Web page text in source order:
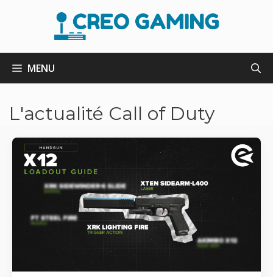
MENU
L'actualité Call of Duty